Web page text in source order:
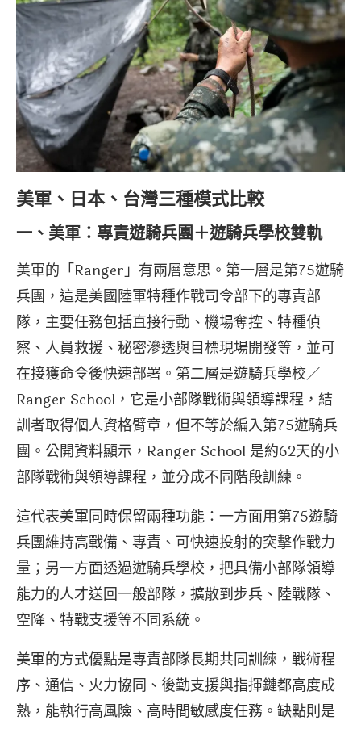
美軍、日本、台灣三種模式比較
一、美軍：專責遊騎兵團＋遊騎兵學校雙軌
美軍的「Ranger」有兩層意思。第一層是第75遊騎
兵團，這是美國陸軍特種作戰司令部下的專責部
隊，主要任務包括直接行動、機場奪控、特種偵
察、人員救援、秘密滲透與目標現場開發等，並可
在接獲命令後快速部署。第二層是遊騎兵學校／
Ranger School，它是小部隊戰術與領導課程，結
訓者取得個人資格臂章，但不等於編入第75遊騎兵
團。公開資料顯示，Ranger School 是約62天的小
部隊戰術與領導課程，並分成不同階段訓練。
這代表美軍同時保留兩種功能：一方面用第75遊騎
兵團維持高戰備、專責、可快速投射的突擊作戰力
量；另一方面透過遊騎兵學校，把具備小部隊領導
能力的人才送回一般部隊，擴散到步兵、陸戰隊、
空降、特戰支援等不同系統。
美軍的方式優點是專責部隊長期共同訓練，戰術程
序、通信、火力協同、後勤支援與指揮鏈都高度成
熟，能執行高風險、高時間敏感度任務。缺點則是